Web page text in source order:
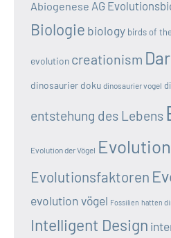
Abiogenese AG
Biologie biology birds of
evolution creationism
dinosaurier doku dinosaurier vogel
entstehung des Lebens
Evolution der Vögel
Evolutionsfaktoren
evolution vögel Fossilien hatten
Intelligent Design